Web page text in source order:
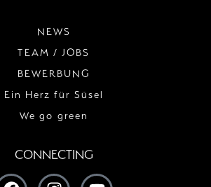
NEWS
TEAM / JOBS
BEWERBUNG
Ein Herz für Süsel
We go green
CONNECTING